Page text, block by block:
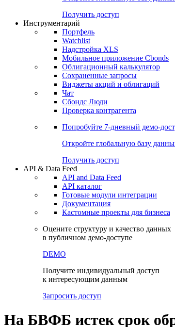
Попробуйте7-дневный
Откройте глобальную базу данных
Получить доступ
Инструментарий
Портфель
Watchlist
Надстройка XLS
Мобильное приложение Cbonds
Облигационный калькулятор
Сохраненные запросы
Виджеты акций и облигаций
Чат
Сбондс Люди
Проверка контрагента
Попробуйте7-дневный
Откройте глобальную базу данных
Получить доступ
API & Data Feed
API and Data Feed
API каталог
Документация
Кастомные проекты для бизнеса
Оцените структуру и качество данных
в публичном демо-доступе
DEMO
Получите индивидуальный доступ